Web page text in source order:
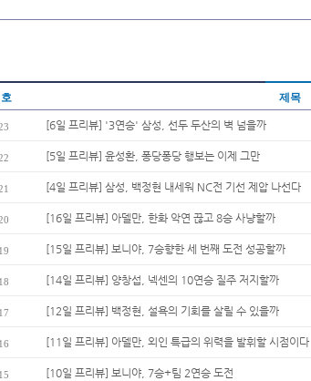
제목
[6일 프리뷰] '3연승' 삼성, 선두 두산의 벽 넘을까
[5일 프리뷰] 윤성환, 퐁당퐁당 행보는 이제 그만
[4일 프리뷰] 삼성, 백정현 내세워 NC전 기선 제압 나선다
[16일 프리뷰] 아델만, 한화 악연 끊고 8승 사냥할까
[15일 프리뷰] 보니야, 7승향한 세 번째 도전 성공할까
[14일 프리뷰] 양창섭, 넥센의 10연승 질주 저지할까
[12일 프리뷰] 백정현, 설욕의 기회를 살릴 수 있을까
[11일 프리뷰] 아델만, 외인 특급의 위력을 발휘할 시점이다
[10일 프리뷰] 보니야, 7승+팀 2연승 도전